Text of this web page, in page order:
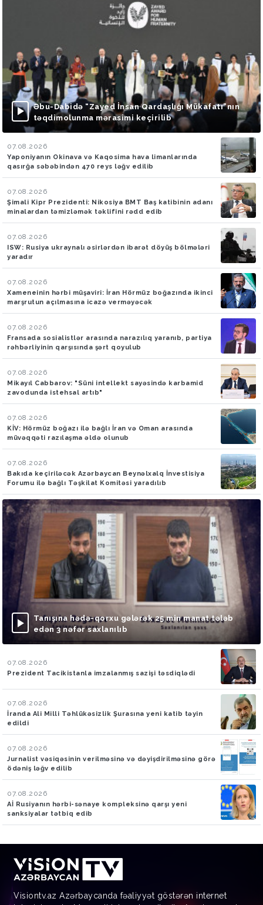
Əbu-Dabidə “Zayed İnsan Qardaşlığı Mükafatı”nın
təqdimolunma mərasimi keçirilib
07.08.2026
Yaponiyanın Okinava və Kaqosima hava limanlarında
qasırğa səbəbindən 470 reys ləğv edilib
07.08.2026
Şimali Kipr Prezidenti: Nikosiya BMT Baş katibinin adanı
minalardan təmizləmək təklifini rədd edib
07.08.2026
ISW: Rusiya ukraynalı əsirlərdən ibarət döyüş bölmələri
yaradır
07.08.2026
Xameneinin hərbi müşaviri: İran Hörmüz boğazında ikinci
marşrutun açılmasına icazə verməyəcək
07.08.2026
Fransada sosialistlər arasında narazılıq yaranıb, partiya
rəhbərliyinin qarşısında şərt qoyulub
07.08.2026
Mikayıl Cabbarov: "Süni intellekt sayəsində karbamid
zavodunda istehsal artıb"
07.08.2026
KİV: Hörmüz boğazı ilə bağlı İran və Oman arasında
müvəqqəti razılaşma əldə olunub
07.08.2026
Bakıda keçiriləcək Azərbaycan Beynəlxalq İnvestisiya
Forumu ilə bağlı Təşkilat Komitəsi yaradılıb
Tanışına hədə-qorxu gələrək 25 min manat tələb
edən 3 nəfər saxlanılıb
07.08.2026
Prezident Tacikistanla imzalanmış sazişi təsdiqlədi
07.08.2026
İranda Ali Milli Təhlükəsizlik Şurasına yeni katib təyin
edildi
07.08.2026
Jurnalist vəsiqəsinin verilməsinə və dəyişdirilməsinə görə
ödəniş ləğv edilib
07.08.2026
Aİ Rusiyanın hərbi-sənaye kompleksinə qarşı yeni
sanksiyalar tətbiq edib
Visiontv.az Azərbaycanda fəaliyyət göstərən internet